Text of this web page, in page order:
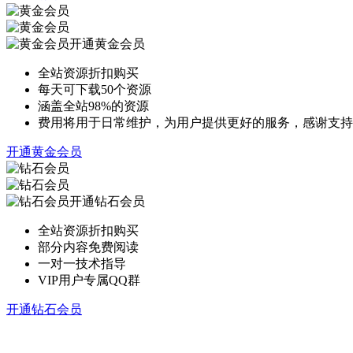
开通黄金会员
全站资源折扣购买
每天可下载50个资源
涵盖全站98%的资源
费用将用于日常维护，为用户提供更好的服务，感谢支持
开通黄金会员
开通钻石会员
全站资源折扣购买
部分内容免费阅读
一对一技术指导
VIP用户专属QQ群
开通钻石会员